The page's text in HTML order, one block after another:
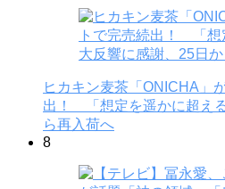
ヒカキン麦茶「ONICHA」
出！ 「想定を遥かに超え
ら再入荷へ
8